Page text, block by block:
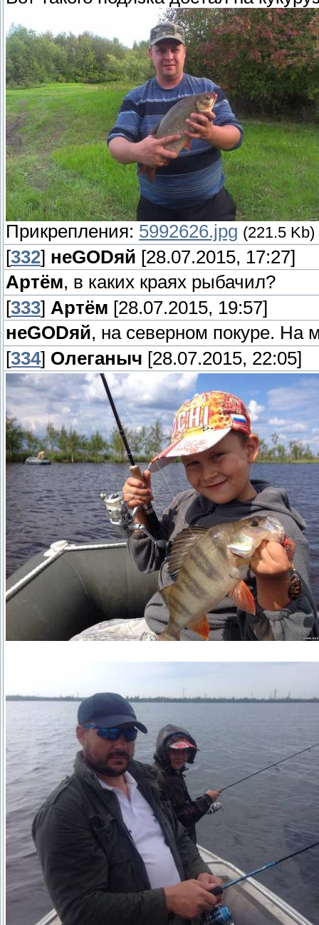
Прикрепления: 5992626.jpg (221.5 Kb)
[332] неGODяй [28.07.2015, 17:27]
Артём, в каких краях рыбачил?
[333] Артём [28.07.2015, 19:57]
неGODяй, на северном покуре. На
[334] Олеганыч [28.07.2015, 22:05]